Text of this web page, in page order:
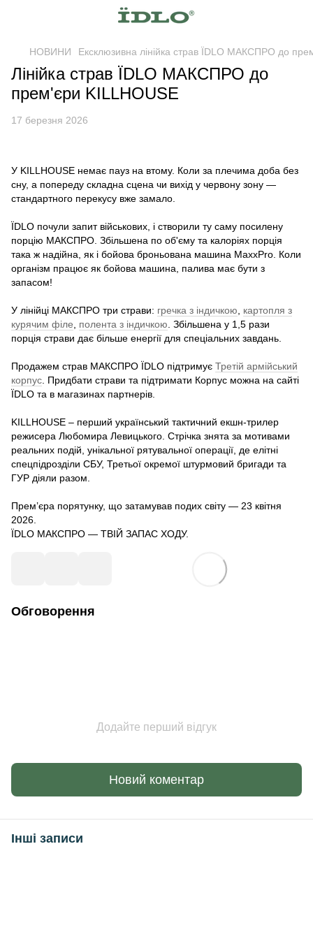
НОВИНИ Ексклюзивна лінійка страв ЇDLO МАКСПРО до
Лінійка страв ЇDLO МАКСПРО до
прем'єри KILLHOUSE
17 березня 2026
У KILLHOUSE немає пауз на втому. Коли за плечима доба без
сну, а попереду складна сцена чи вихід у червону зону —
стандартного перекусу вже замало.
ЇDLO почули запит військових, і створили ту саму посилену
порцію МАКСПРО. Збільшена по об'єму та калоріях порція
така ж надійна, як і бойова броньована машина MaxxPro. Коли
організм працює як бойова машина, палива має бути з
запасом!
У лінійці МАКСПРО три страви: гречка з індичкою
картопля з
курячим філе
полента з індичкою . Збільшена у 1,5 рази
порція страви дає більше енергії для спеціальних завдань.
Продажем страв МАКСПРО ЇDLO підтримує Третій армійський
корпус . Придбати страви та підтримати Корпус можна на сайті
ЇDLO та в магазинах партнерів.
KILLHOUSE – перший український тактичний екшн-трилер
режисера Любомира Левицького. Стрічка знята за мотивами
реальних подій, унікальної рятувальної операції, де елітні
спецпідрозділи СБУ, Третьої окремої штурмовий бригади та
ГУР діяли разом.
Прем’єра порятунку, що затамував подих світу — 23 квітня
2026.
ЇDLO МАКСПРО — ТВІЙ ЗАПАС ХОДУ.
Обговорення
Додайте перший відгук
Новий коментар
Інші записи